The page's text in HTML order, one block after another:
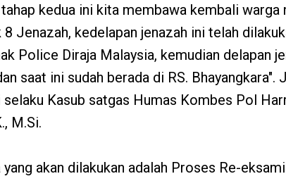
kedua ini kita membawa kembali warga
8 Jenazah, kedelapan jenazah ini telah
Police Diraja Malaysia, kemudian delapan
saat ini sudah berada di RS. Bhayangkara".
Kasub satgas Humas Kombes Pol
M.Si.
akan dilakukan adalah Proses Re-